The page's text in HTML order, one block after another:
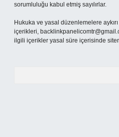
sorumluluğu kabul etmiş sayılırlar.
Hukuka ve yasal düzenlemelere
içerikleri,
ilgili içerikler yasal süre içerisinde